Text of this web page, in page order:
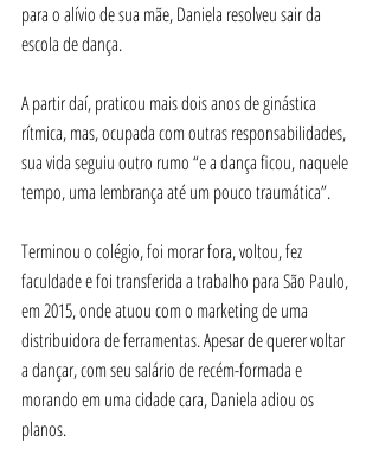
para o alívio de sua mãe, Daniela resolveu sair da
escola de dança.
A partir daí, praticou mais dois anos de ginástica
rítmica, mas, ocupada com outras responsabilidades,
sua vida seguiu outro rumo “e a dança ficou, naquele
tempo, uma lembrança até um pouco traumática”.
Terminou o colégio, foi morar fora, voltou, fez
faculdade e foi transferida a trabalho para São Paulo,
em 2015, onde atuou com o marketing de uma
distribuidora de ferramentas. Apesar de querer voltar
a dançar, com seu salário de recém-formada e
morando em uma cidade cara, Daniela adiou os
planos.